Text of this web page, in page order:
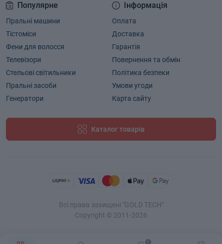
Популярне
Пральні машини
Тістоміси
Фени для волосся
Телевізори
Стельові світильники
Пральні засоби
Генератори
Інформація
Оплата
Доставка
Гарантія
Повернення та обмін
Політика безпеки
Умови угоди
Карта сайту
Каталог товарів
Всі права захищені "GOLD TECH"
Copyright © 2011-2026